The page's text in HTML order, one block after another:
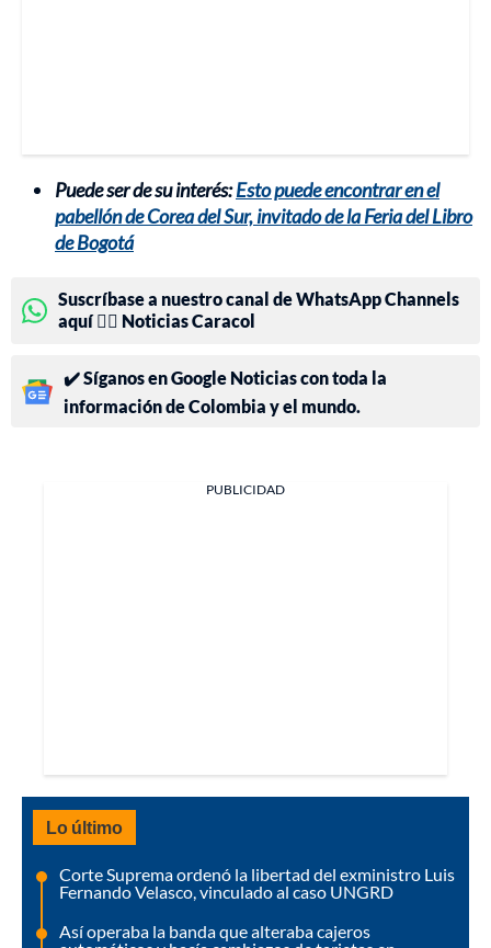
Puede ser de su interés:Esto puede encontrar en el
pabellón de Corea del Sur, invitado de la Feria del Libro
de Bogotá
Suscríbase a nuestro canal de WhatsApp Channels
aquí 👉🏻 Noticias Caracol
✔️ Síganos en Google Noticias con toda la
información de Colombia y el mundo.
PUBLICIDAD
Lo último
Corte Suprema ordenó la libertad del exministro Luis
Fernando Velasco, vinculado al caso UNGRD
Así operaba la banda que alteraba cajeros